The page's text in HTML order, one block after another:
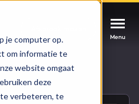
je computer op.
om informatie te
website omgaat
deze
verbeteren, te
Menu
Menu
Menu